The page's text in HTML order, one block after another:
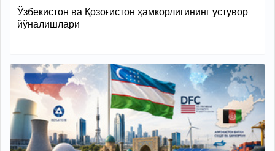
Ўзбекистон ва Қозоғистон ҳамкорлигининг устувор
йўналишлари